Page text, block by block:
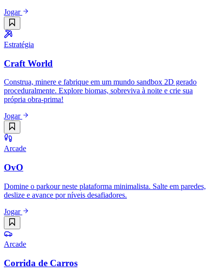
Jogar
Estratégia
Craft World
Construa, minere e fabrique em um mundo sandbox 2D gerado
proceduralmente. Explore biomas, sobreviva à noite e crie sua
própria obra-prima!
Jogar
Arcade
OvO
Domine o parkour neste plataforma minimalista. Salte em paredes,
deslize e avance por níveis desafiadores.
Jogar
Arcade
Corrida de Carros